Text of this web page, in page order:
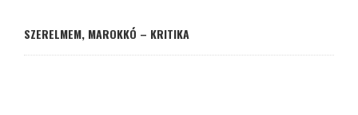
SZERELMEM, MAROKKÓ – KRITIKA